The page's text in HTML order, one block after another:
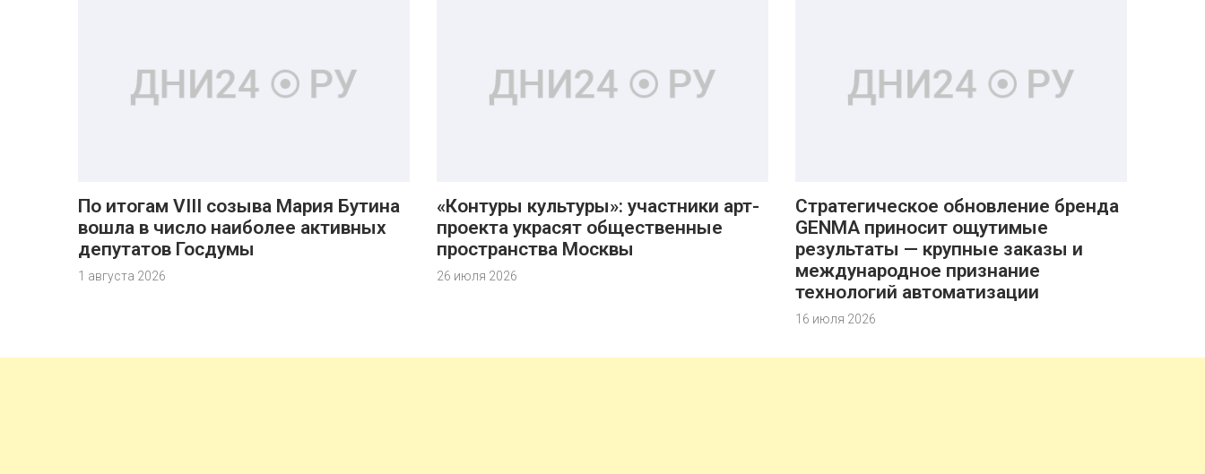
По итогам VIII созыва Мария Бутина
вошла в число наиболее активных
депутатов Госдумы
1 августа 2026
«Контуры культуры»: участники арт-
проекта украсят общественные
пространства Москвы
26 июля 2026
Стратегическое обновление бренда
GENMA приносит ощутимые
результаты — крупные заказы и
международное признание
технологий автоматизации
16 июля 2026